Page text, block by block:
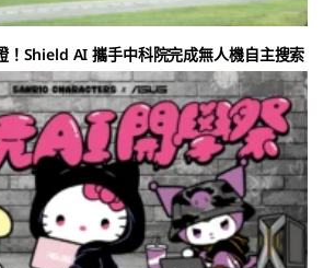
！Shield AI 攜手中科院完成無人機自主搜索